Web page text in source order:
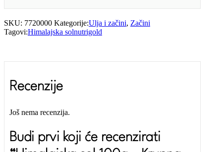
SKU: 7720000 Kategorije:Ulja i začini, Začini
Tagovi:Himalajska solnutrigold
Recenzije
Još nema recenzija.
Budi prvi koji će recenzirati